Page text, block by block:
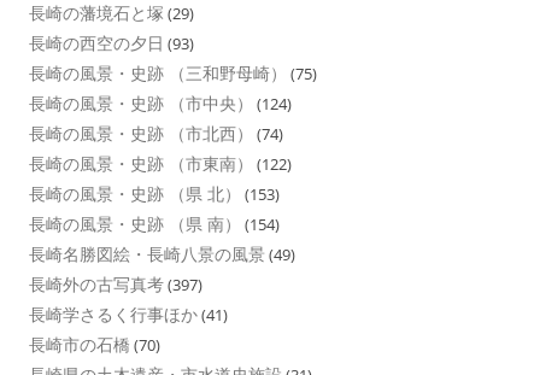
長崎の藩境石と塚 (29)
長崎の西空の夕日 (93)
長崎の風景・史跡 （三和野母崎） (75)
長崎の風景・史跡 （市中央） (124)
長崎の風景・史跡 （市北西） (74)
長崎の風景・史跡 （市東南） (122)
長崎の風景・史跡 （県 北） (153)
長崎の風景・史跡 （県 南） (154)
長崎名勝図絵・長崎八景の風景 (49)
長崎外の古写真考(397)
長崎学さるく行事ほか(41)
長崎市の石橋 (70)